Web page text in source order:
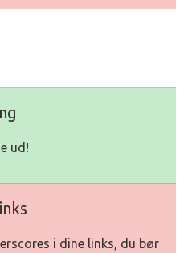
ud!
i dine links, du bør